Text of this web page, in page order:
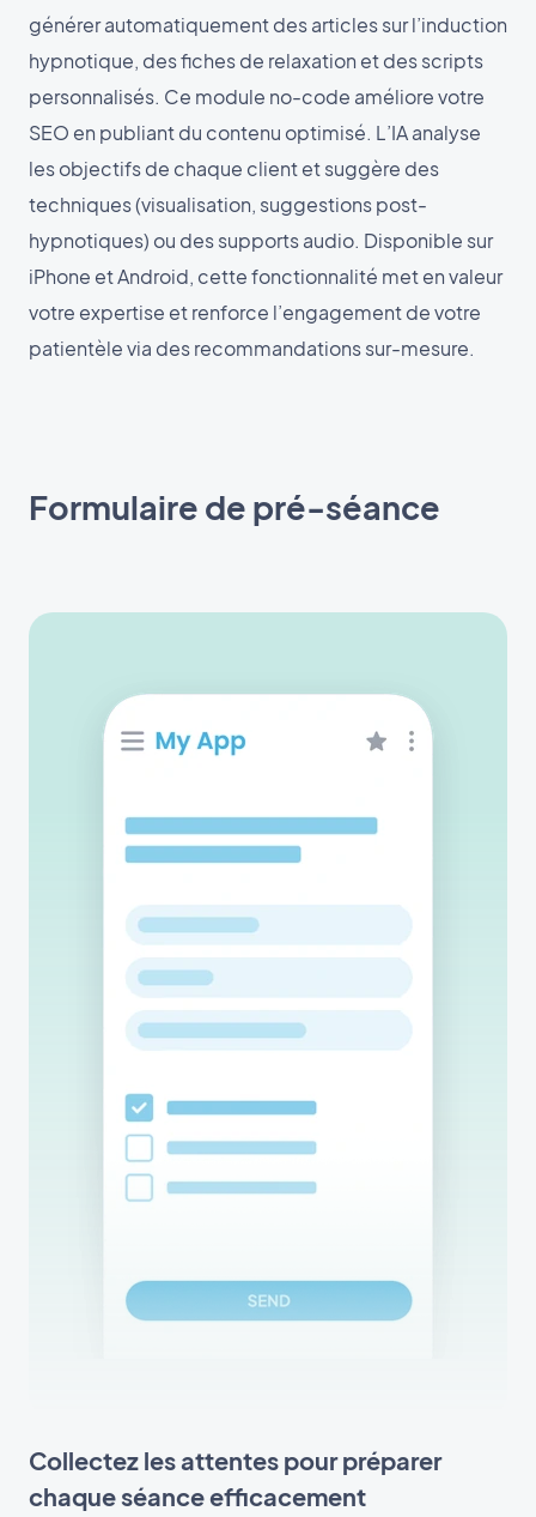
générer automatiquement des articles sur l’induction
hypnotique, des fiches de relaxation et des scripts
personnalisés. Ce module no-code améliore votre
SEO en publiant du contenu optimisé. L’IA analyse
les objectifs de chaque client et suggère des
techniques (visualisation, suggestions post-
hypnotiques) ou des supports audio. Disponible sur
iPhone et Android, cette fonctionnalité met en valeur
votre expertise et renforce l’engagement de votre
patientèle via des recommandations sur-mesure.
Formulaire de pré-séance
Collectez les attentes pour préparer
chaque séance efficacement